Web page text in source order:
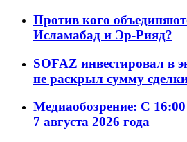
Против кого
Исламабад и Эр-Рияд?
SOFAZ инвестировал в
не раскрыл сумму
Медиаобозрение: С 16:00
7 августа 2026 года